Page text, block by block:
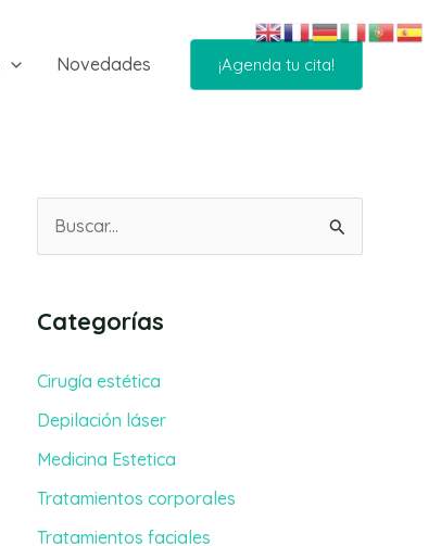
Novedades ¡Agenda tu cita!
c
a
r
Categorías
Cirugía estética
Depilación láser
Medicina Estetica
Tratamientos corporales
Tratamientos faciales